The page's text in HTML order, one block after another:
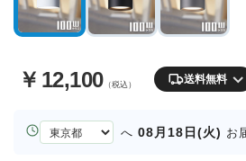
￥ 12,100（税込） 送料無料
お
届
へ 08月18日(火) お